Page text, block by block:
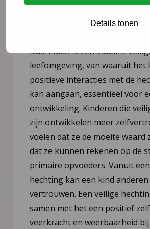
Details tonen
Voor een kind is een
vertrouwde en beschikbare
Daarnaast is een stabiele
leefomgeving, van waaruit het
positieve interacties met de
kan aangaan, essentieel voor
ontwikkeling. Kinderen die
zijn ontwikkelen meer
voelen dat ze de moeite waard
dat ze kunnen rekenen op de
primaire opvoeders. Vanuit
hechting kan een kind
vertrouwen. Een veilige
samen met het een positief
veerkracht en weerbaarheid